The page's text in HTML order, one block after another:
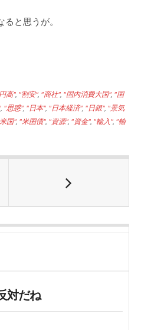
と思うが。
高", "割安", "商社", "国内消費大国", "国
, "思惑", "日本", "日本経済", "日銀", "景気
国", "米国債", "資源", "資金", "輸入", "輸
対だね